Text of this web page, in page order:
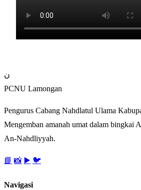
ن
PCNU Lamongan
Pengurus Cabang Nahdlatul Ulama
Mengemban amanah umat dalam bingkai
An-Nahdliyyah.
📘 📸 ▶️ 🐦
Navigasi